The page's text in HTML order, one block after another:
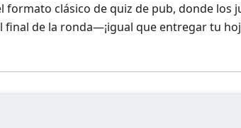
formato clásico de quiz de pub, donde los
final de la ronda—¡igual que entregar tu